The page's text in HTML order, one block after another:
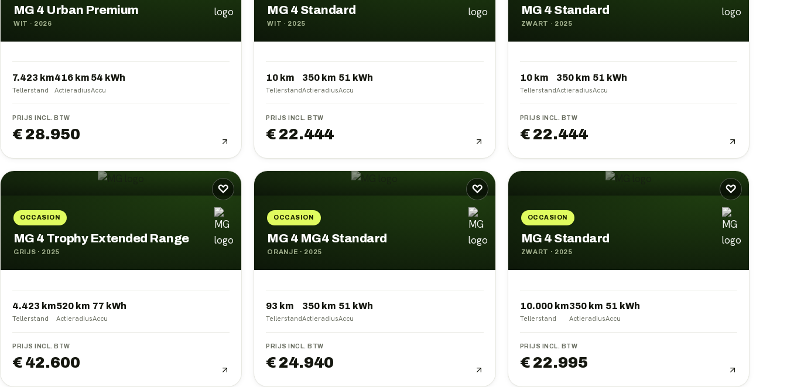
MG 4 Urban Premium
WIT · 2026
7.423 km
Tellerstand
416 km
Actieradius
54 kWh
Accu
PRIJS INCL. BTW
€ 28.950
MG 4 Standard
WIT · 2025
10 km
Tellerstand
350 km
Actieradius
51 kWh
Accu
PRIJS INCL. BTW
€ 22.444
MG 4 Standard
ZWART · 2025
10 km
Tellerstand
350km
Actieradius
51 kWh
Accu
PRIJS INCL. BTW
€ 22.444
♡
OCCASION
MG 4 Trophy Extended Range
GRIJS · 2025
4.423 km
Tellerstand
520 km
Actieradius
77 kWh
Accu
PRIJS INCL. BTW
€ 42.600
♡
OCCASION
MG 4 MG4 Standard
ORANJE · 2025
93 km
Tellerstand
350 km
Actieradius
51 kWh
Accu
PRIJS INCL. BTW
€ 24.940
♡
OCCASION
MG 4 Standard
ZWART · 2025
10.000 km
Tellerstand
350km
Actieradius
51 kWh
Accu
PRIJS INCL. BTW
€ 22.995